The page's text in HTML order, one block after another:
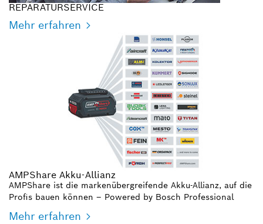
REPARATURSERVICE
Mehr erfahren
AMPShare Akku-Allianz
AMPShare ist die markenübergreifende Akku-Allianz, auf die
Profis bauen können – Powered by Bosch Professional
Mehr erfahren